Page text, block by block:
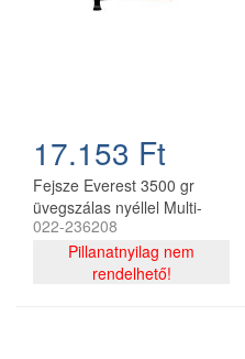
17.153 Ft
Fejsze Everest 3500 gr
üvegszálas nyéllel Multi-
Neck
022-236208
Pillanatnyilag nem
rendelhető!